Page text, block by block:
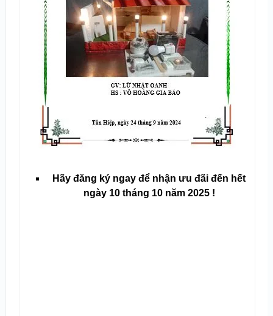
Hãy đăng ký ngay để nhận ưu đãi đến hết
ngày 10 tháng 10 năm 2025 !